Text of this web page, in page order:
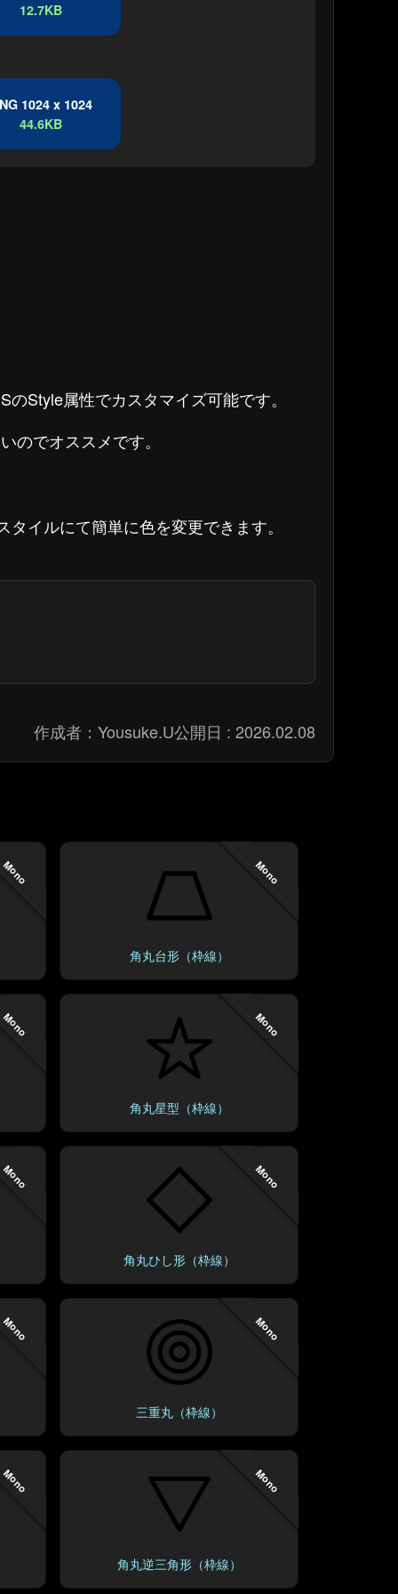
12.7KB
1024 x 1024
44.6KB
Style属性でカスタマイズ可能です。
のでオススメです。
イルにて簡単に色を変更できます。
作成者： Yousuke.U公開日 : 2026.02.08
Mono Mono
角丸台形（枠線）
Mono Mono
角丸星型（枠線）
Mono Mono
角丸ひし形（枠線）
Mono Mono
三重丸（枠線）
Mono Mono
角丸逆三角形（枠線）